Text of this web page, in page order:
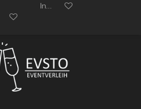
Warenkorb
In den Warenkorb